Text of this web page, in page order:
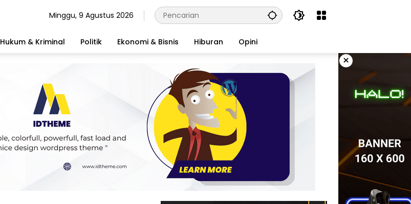
Minggu, 9 Agustus 2026
Hukum & Kriminal Politik Ekonomi & Bisnis Hiburan Opini
×